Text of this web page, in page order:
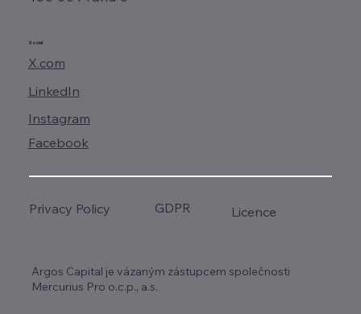
Social
X.com
LinkedIn
Instagram
Facebook
Argos Capital je vázaným zástupcem společnosti
Mercurius Pro o.c.p., a.s.
Privacy Policy GDPR Licence